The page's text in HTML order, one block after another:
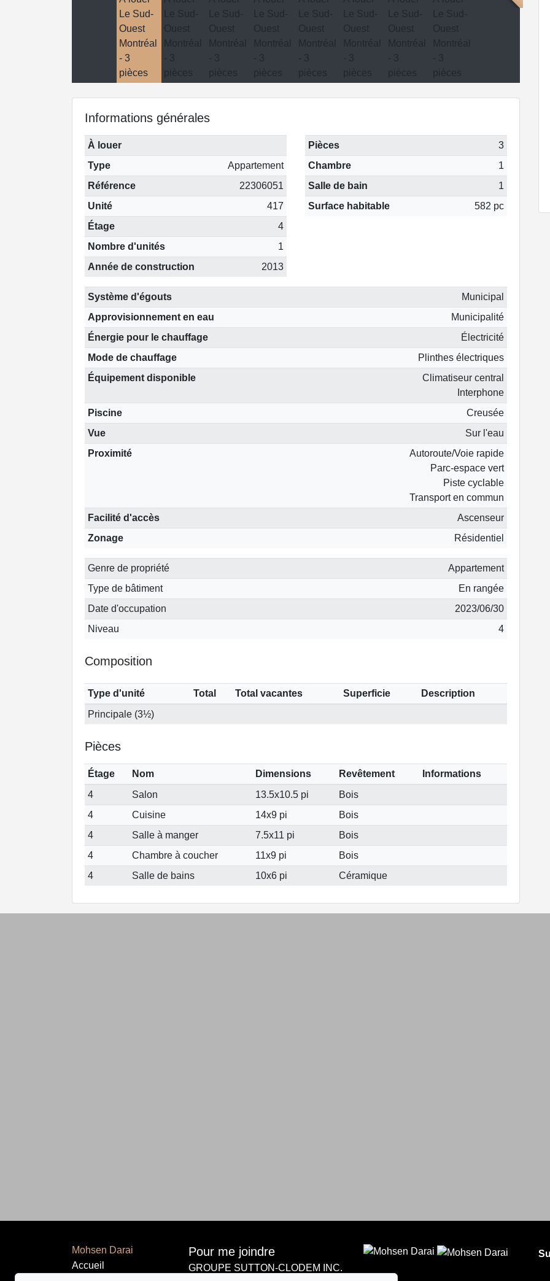
Informations générales
À louer
Type
Appartement
Référence
22306051
Unité
417
Étage
4
Nombre d'unités
1
Année de construction
2013
Pièces
3
Chambre
1
Salle de bain
1
Surface habitable
582 pc
Système d'égouts
Municipal
Approvisionnement en eau
Municipalité
Énergie pour le chauffage
Électricité
Mode de chauffage
Plinthes électriques
Équipement disponible
Climatiseur central
Interphone
Piscine
Creusée
Vue
Sur l'eau
Proximité
Autoroute/Voie rapide
Parc-espace vert
Piste cyclable
Transport en commun
Facilité d'accès
Ascenseur
Zonage
Résidentiel
Genre de propriété
Appartement
Type de bâtiment
En rangée
Date d'occupation
2023/06/30
Niveau
4
Composition
Type d'unité Total Total vacantes Superficie
Description
Principale (3½)
Pièces
Étage Nom Dimensions Revêtement
Informations
4
Salon 13.5x10.5 pi
Bois
4
Cuisine 14x9 pi
Bois
4
Salle à manger 7.5x11 pi
Bois
4
Chambre à coucher 11x9 pi
Bois
4
Salle de bains 10x6 pi Céramique
Mohsen Darai
Accueil
Pour me joindre
GROUPE SUTTON-CLODEM INC.